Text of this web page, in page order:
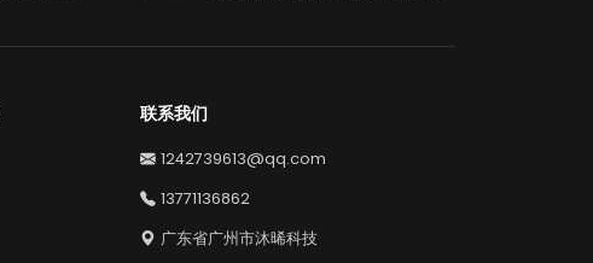
联系我们
1242739613@qq.com
13771136862
广东省广州市沐晞科技